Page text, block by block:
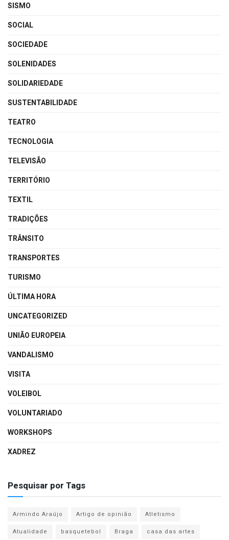
SISMO
SOCIAL
SOCIEDADE
SOLENIDADES
SOLIDARIEDADE
SUSTENTABILIDADE
TEATRO
TECNOLOGIA
TELEVISÃO
TERRITÓRIO
TEXTIL
TRADIÇÕES
TRÂNSITO
TRANSPORTES
TURISMO
ÚLTIMA HORA
UNCATEGORIZED
UNIÃO EUROPEIA
VANDALISMO
VISITA
VOLEIBOL
VOLUNTARIADO
WORKSHOPS
XADREZ
Pesquisar por Tags
Armindo Araújo Artigo de opinião
Atletismo
Atualidade
basquetebol Braga
casa das artes